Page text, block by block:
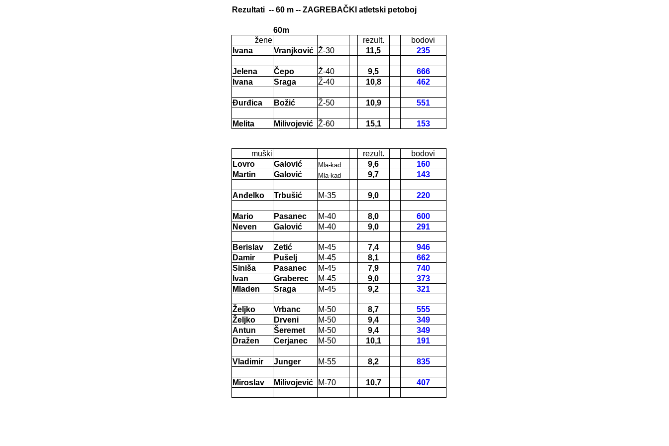
Rezultati -- 60 m -- ZAGREBAČKI atletski petoboj
60m
žene
rezult.
bodovi
Ivana
Vranjković Ž-30 11,5 235
Jelena Čepo Ž-40 9,5
666
Ivana
Sraga Ž-40 10,8 462
Đurđica Božić Ž-50 10,9 551
Melita Milivojević Ž-60 15,1 153
muški rezult.
bodovi
Lovro
Galović Mla-kad 9,6
160
Martin
Galović Mla-kad 9,7 143
Anđelko Trbušić M-35 9,0 220
Mario Pasanec M-40 8,0
600
Neven
Galović M-40 9,0 291
Berislav Zetić M-45 7,4
946
Damir
Pušelj M-45 8,1
662
Siniša
Pasanec M-45 7,9
740
Ivan
Graberec M-45 9,0
373
Mladen
Sraga M-45 9,2 321
Željko Vrbanc M-50 8,7
555
Željko
Drveni M-50 9,4
349
Antun
Šeremet M-50 9,4
349
Dražen
Cerjanec M-50 10,1 191
Vladimir Junger M-55 8,2 835
Miroslav Milivojević M-70 10,7 407